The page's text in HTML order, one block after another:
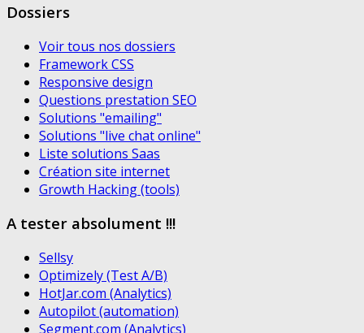
Dossiers
Voir tous nos dossiers
Framework CSS
Responsive design
Questions prestation SEO
Solutions "emailing"
Solutions "live chat online"
Liste solutions Saas
Création site internet
Growth Hacking (tools)
A tester absolument !!!
Sellsy
Optimizely (Test A/B)
HotJar.com (Analytics)
Autopilot (automation)
Segment.com (Analytics)